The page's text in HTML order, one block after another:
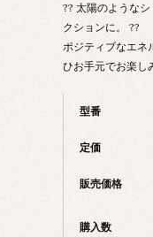
?? 太陽のような
クションに。 ??
ポジティブなエネ
ひお手元でお楽し
型番
定価
販売価格
購入数